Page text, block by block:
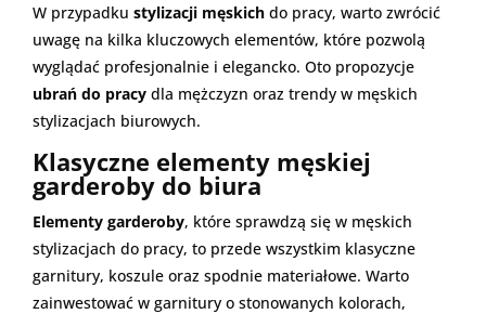
W przypadku stylizacji męskich do pracy, warto zwrócić
uwagę na kilka kluczowych elementów, które pozwolą
wyglądać profesjonalnie i elegancko. Oto propozycje
ubrań do pracy dla mężczyzn oraz trendy w męskich
stylizacjach biurowych.
Klasyczne elementy męskiej
garderoby do biura
Elementy garderoby, które sprawdzą się w męskich
stylizacjach do pracy, to przede wszystkim klasyczne
garnitury, koszule oraz spodnie materiałowe. Warto
zainwestować w garnitury o stonowanych kolorach,